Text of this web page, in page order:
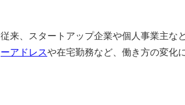
従来、スタートアップ企業や個人事業主な
ーアドレスや在宅勤務など、働き方の変化